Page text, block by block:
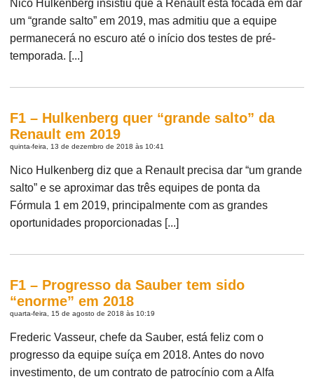
Nico Hulkenberg insistiu que a Renault está focada em dar
um “grande salto” em 2019, mas admitiu que a equipe
permanecerá no escuro até o início dos testes de pré-
temporada. [...]
F1 – Hulkenberg quer “grande salto” da
Renault em 2019
quinta-feira, 13 de dezembro de 2018 às 10:41
Nico Hulkenberg diz que a Renault precisa dar “um grande
salto” e se aproximar das três equipes de ponta da
Fórmula 1 em 2019, principalmente com as grandes
oportunidades proporcionadas [...]
F1 – Progresso da Sauber tem sido
“enorme” em 2018
quarta-feira, 15 de agosto de 2018 às 10:19
Frederic Vasseur, chefe da Sauber, está feliz com o
progresso da equipe suíça em 2018. Antes do novo
investimento, de um contrato de patrocínio com a Alfa